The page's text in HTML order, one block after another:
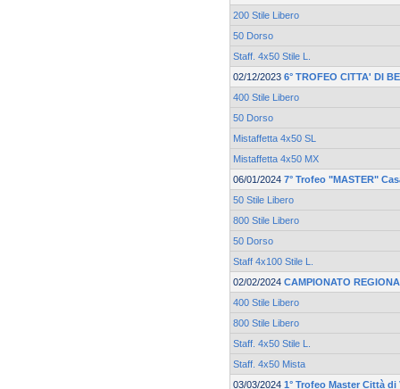
200 Stile Libero
50 Dorso
Staff. 4x50 Stile L.
02/12/2023 6° TROFEO CITTA' DI
400 Stile Libero
50 Dorso
Mistaffetta 4x50 SL
Mistaffetta 4x50 MX
06/01/2024 7° Trofeo "MASTER"
50 Stile Libero
800 Stile Libero
50 Dorso
Staff 4x100 Stile L.
02/02/2024 CAMPIONATO
400 Stile Libero
800 Stile Libero
Staff. 4x50 Stile L.
Staff. 4x50 Mista
03/03/2024 1° Trofeo Master Città